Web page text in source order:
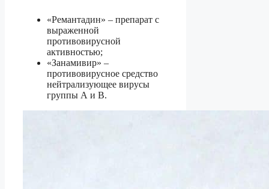
«Ремантадин» – препарат с
выраженной
противовирусной
активностью;
«Занамивир» –
противовирусное средство
нейтрализующее вирусы
группы А и В.